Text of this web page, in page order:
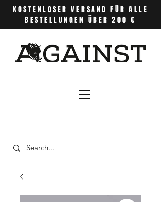
KOSTENLOSER VERSAND FÜR ALLE
BESTELLUNGEN ÜBER 200 €